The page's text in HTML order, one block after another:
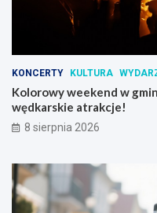
KONCERTY KULTURA
Kolorowy weekend w
wędkarskie atrakcje!
8 sierpnia 2026